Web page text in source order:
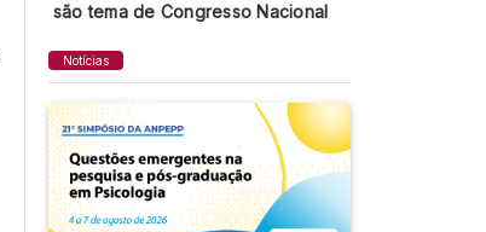
são tema de Congresso Nacional
Notícias